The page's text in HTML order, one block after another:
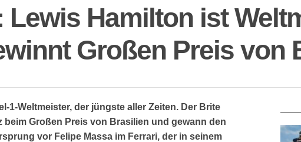
Lewis Hamilton ist
Großen Preis von
1-Weltmeister, der jüngste aller Zeiten. Der Brite
beim Großen Preis von Brasilien und gewann den
vor Felipe Massa im Ferrari, der in seinem